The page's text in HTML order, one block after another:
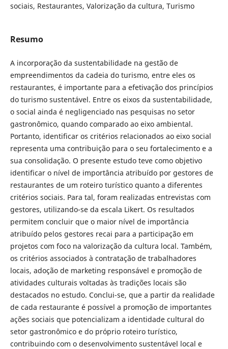
sociais, Restaurantes, Valorização da cultura, Turismo
Resumo
A incorporação da sustentabilidade na gestão de
empreendimentos da cadeia do turismo, entre eles os
restaurantes, é importante para a efetivação dos princípios
do turismo sustentável. Entre os eixos da sustentabilidade,
o social ainda é negligenciado nas pesquisas no setor
gastronômico, quando comparado ao eixo ambiental.
Portanto, identificar os critérios relacionados ao eixo social
representa uma contribuição para o seu fortalecimento e a
sua consolidação. O presente estudo teve como objetivo
identificar o nível de importância atribuído por gestores de
restaurantes de um roteiro turístico quanto a diferentes
critérios sociais. Para tal, foram realizadas entrevistas com
gestores, utilizando-se da escala Likert. Os resultados
permitem concluir que o maior nível de importância
atribuído pelos gestores recai para a participação em
projetos com foco na valorização da cultura local. Também,
os critérios associados à contratação de trabalhadores
locais, adoção de marketing responsável e promoção de
atividades culturais voltadas às tradições locais são
destacados no estudo. Conclui-se, que a partir da realidade
de cada restaurante é possível a promoção de importantes
ações sociais que potencializam a identidade cultural do
setor gastronômico e do próprio roteiro turístico,
contribuindo com o desenvolvimento sustentável local e